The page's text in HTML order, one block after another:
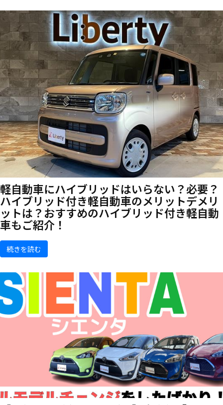
軽自動車にハイブリッドはいらない？必要？
ハイブリッド付き軽自動車のメリットデメリ
ットは？おすすめのハイブリッド付き軽自動
車もご紹介！
続きを読む